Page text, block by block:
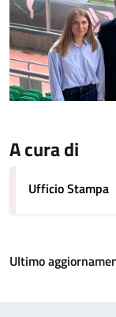
A cura di
Ufficio Stampa
Ultimo